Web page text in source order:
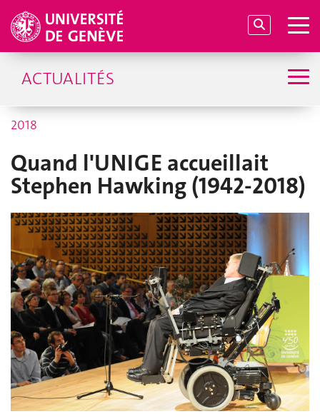
ACTUALITÉS
2018
Quand l'UNIGE accueillait
Stephen Hawking (1942-2018)